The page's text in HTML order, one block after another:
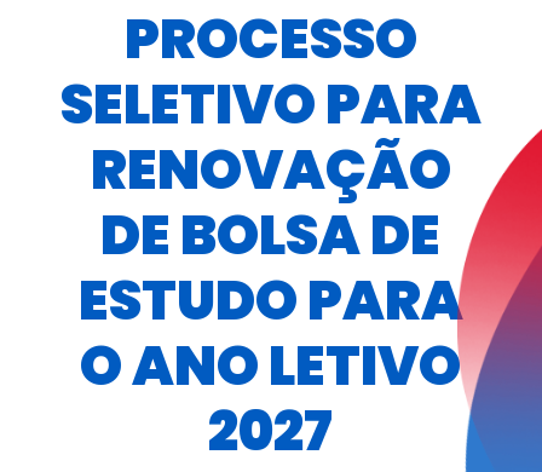
PROCESSO
SELETIVO PARA
RENOVAÇÃO
DE BOLSA DE
ESTUDO PARA
O ANO LETIVO
2027